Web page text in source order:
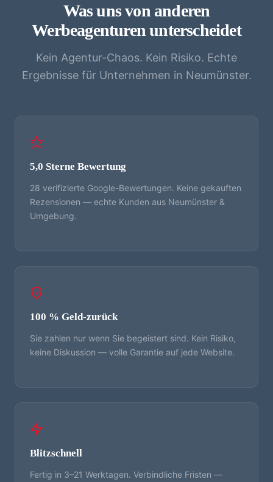
Was uns von anderen
Werbeagenturen unterscheidet
Kein Agentur-Chaos. Kein Risiko. Echte
Ergebnisse für Unternehmen in Neumünster.
5,0 Sterne Bewertung
28 verifizierte Google-Bewertungen. Keine gekauften
Rezensionen — echte Kunden aus Neumünster &
Umgebung.
100 % Geld-zurück
Sie zahlen nur wenn Sie begeistert sind. Kein Risiko,
keine Diskussion — volle Garantie auf jede Website.
Blitzschnell
Fertig in 3–21 Werktagen. Verbindliche Fristen —